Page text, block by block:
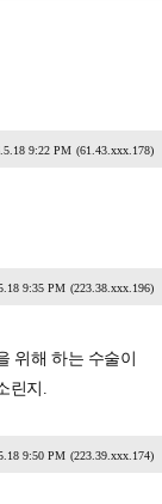
9:22 PM (61.43.xxx.178)
9:35 PM (223.38.xxx.196)
위해 하는 수술이
린지.
9:50 PM (223.39.xxx.174)